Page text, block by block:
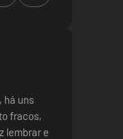
há uns
fracos,
lembrar e